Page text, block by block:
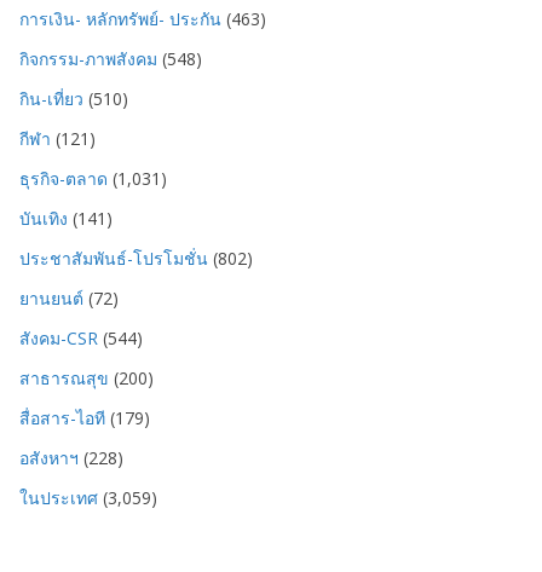
การเงิน- หลักทรัพย์- ประกัน (463)
กิจกรรม-ภาพสังคม (548)
กิน-เที่ยว (510)
กีฬา (121)
ธุรกิจ-ตลาด (1,031)
บันเทิง (141)
ประชาสัมพันธ์-โปรโมชั่น (802)
ยานยนต์ (72)
สังคม-CSR (544)
สาธารณสุข (200)
สื่อสาร-ไอที (179)
อสังหาฯ (228)
ในประเทศ (3,059)